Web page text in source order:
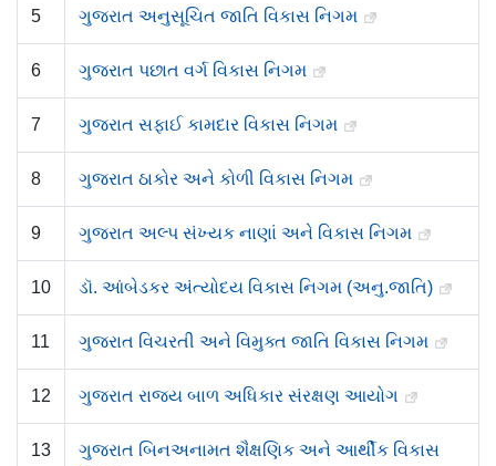
5 ગુજરાત અનુસૂચિત જાતિ વિકાસ નિગમ
6 ગુજરાત પછાત વર્ગ વિકાસ નિગમ
7 ગુજરાત સફાઈ કામદાર વિકાસ નિગમ
8 ગુજરાત ઠાકોર અને કોળી વિકાસ નિગમ
9 ગુજરાત અલ્પ સંખ્યક નાણાં અને વિકાસ નિગમ
10 ડૉ. આંબેડકર અંત્યોદય વિકાસ નિગમ (અનુ.જાતિ)
11 ગુજરાત વિચરતી અને વિમુક્ત જાતિ વિકાસ નિગમ
12 ગુજરાત રાજ્ય બાળ અધિકાર સંરક્ષણ આયોગ
13
ગુજરાત બિનઅનામત શૈક્ષણિક અને આર્થીક વિકાસ